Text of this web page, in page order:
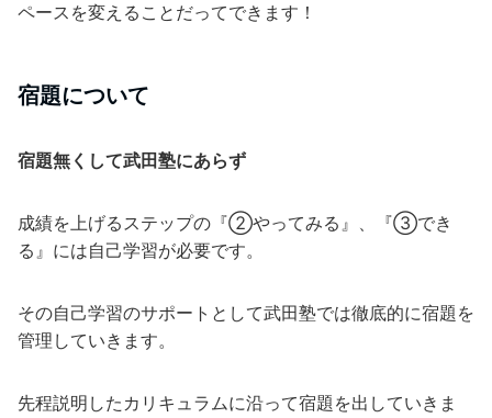
ペースを変えることだってできます！
宿題について
宿題無くして武田塾にあらず
成績を上げるステップの『②やってみる』、『③でき
る』には自己学習が必要です。
その自己学習のサポートとして武田塾では徹底的に宿題を
管理していきます。
先程説明したカリキュラムに沿って宿題を出していきま